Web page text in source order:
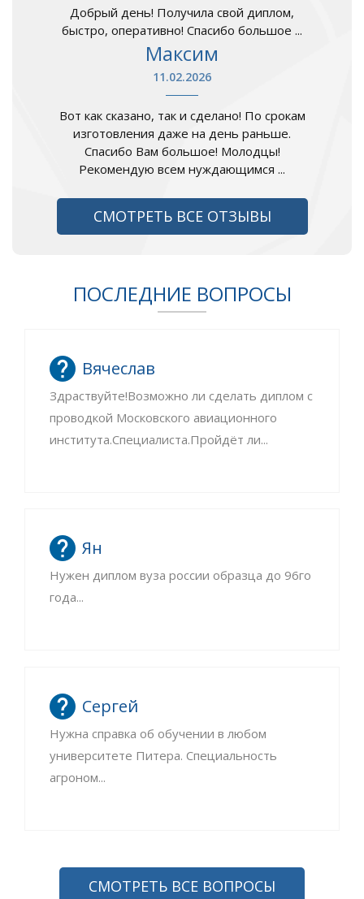
Добрый день! Получила свой диплом,
быстро, оперативно! Спасибо большое ...
Максим
11.02.2026
Вот как сказано, так и сделано! По срокам
изготовления даже на день раньше.
Спасибо Вам большое! Молодцы!
Рекомендую всем нуждающимся ...
СМОТРЕТЬ ВСЕ ОТЗЫВЫ
ПОСЛЕДНИЕ ВОПРОСЫ
Вячеслав
Здраствуйте!Возможно ли сделать диплом с
проводкой Московского авиационного
института.Специалиста.Пройдёт ли...
Ян
Нужен диплом вуза россии образца до 96го
года...
Сергей
Нужна справка об обучении в любом
университете Питера. Специальность
агроном...
СМОТРЕТЬ ВСЕ ВОПРОСЫ